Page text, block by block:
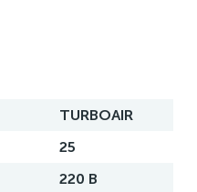
TURBOAIR
25
220 В